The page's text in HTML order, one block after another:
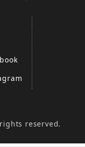
rights reserved.